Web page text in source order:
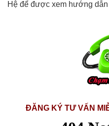
Hệ để được xem hướng dẫn
ĐĂNG KÝ TƯ VẤN